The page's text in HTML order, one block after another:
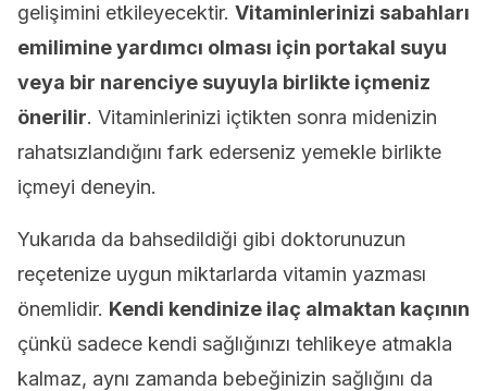
gelişimini etkileyecektir. Vitaminlerinizi sabahları
emilimine yardımcı olması için portakal suyu
veya bir narenciye suyuyla birlikte içmeniz
önerilir. Vitaminlerinizi içtikten sonra midenizin
rahatsızlandığını fark ederseniz yemekle birlikte
içmeyi deneyin.
Yukarıda da bahsedildiği gibi doktorunuzun
reçetenize uygun miktarlarda vitamin yazması
önemlidir. Kendi kendinize ilaç almaktan kaçının
çünkü sadece kendi sağlığınızı tehlikeye atmakla
kalmaz, aynı zamanda bebeğinizin sağlığını da